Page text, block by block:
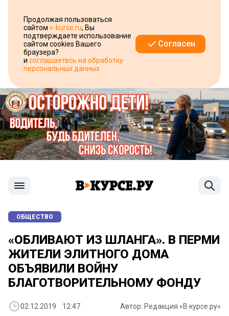
Продолжая пользоваться
сайтом v-kurse.ru, Вы
подтверждаете использование
сайтом cookies Вашего
браузера?
и соглашаетесь на обработку
персональных данных
Согласен
ОБЩЕСТВО
«ОБЛИВАЮТ ИЗ ШЛАНГА». В ПЕРМИ
ЖИТЕЛИ ЭЛИТНОГО ДОМА
ОБЪЯВИЛИ ВОЙНУ
БЛАГОТВОРИТЕЛЬНОМУ ФОНДУ
02.12.2019 12:47 Автор: Редакция «В курсе.ру»